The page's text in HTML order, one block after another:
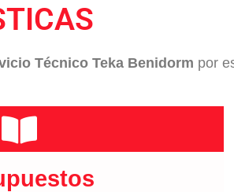
Técnico Teka Benidorm por